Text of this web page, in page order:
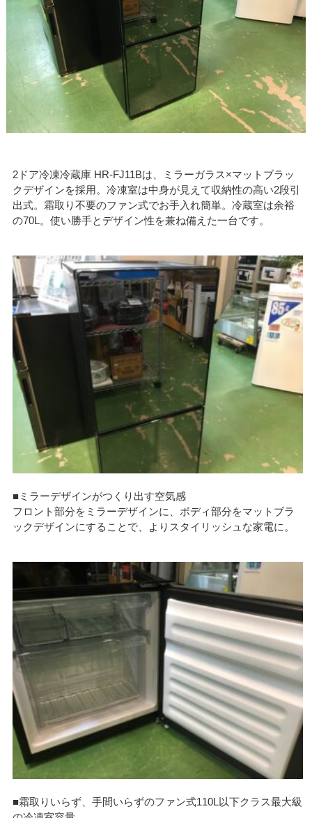
2ドア冷凍冷蔵庫 HR-FJ11Bは、ミラーガラス×マットブラッ
クデザインを採用。冷凍室は中身が見えて収納性の高い2段引
出式。霜取り不要のファン式でお手入れ簡単。冷蔵室は余裕
の70L。使い勝手とデザイン性を兼ね備えた一台です。
■ミラーデザインがつくり出す空気感
フロント部分をミラーデザインに、ボディ部分をマットブラ
ックデザインにすることで、よりスタイリッシュな家電に。
■霜取りいらず、手間いらずのファン式110L以下クラス最大級